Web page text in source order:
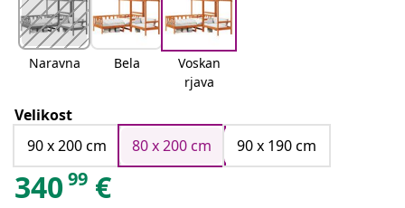
Naravna Bela
Voskan
rjava
Velikost
90 x 200 cm
80 x 200 cm 90 x 190 cm
34099 €